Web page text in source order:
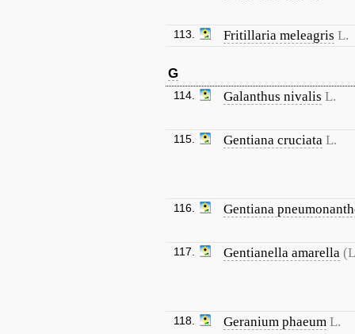
113. Fritillaria meleagris L.
G
114. Galanthus nivalis L.
115. Gentiana cruciata L.
116. Gentiana
117. Gentianella amarella
118. Geranium phaeum L.